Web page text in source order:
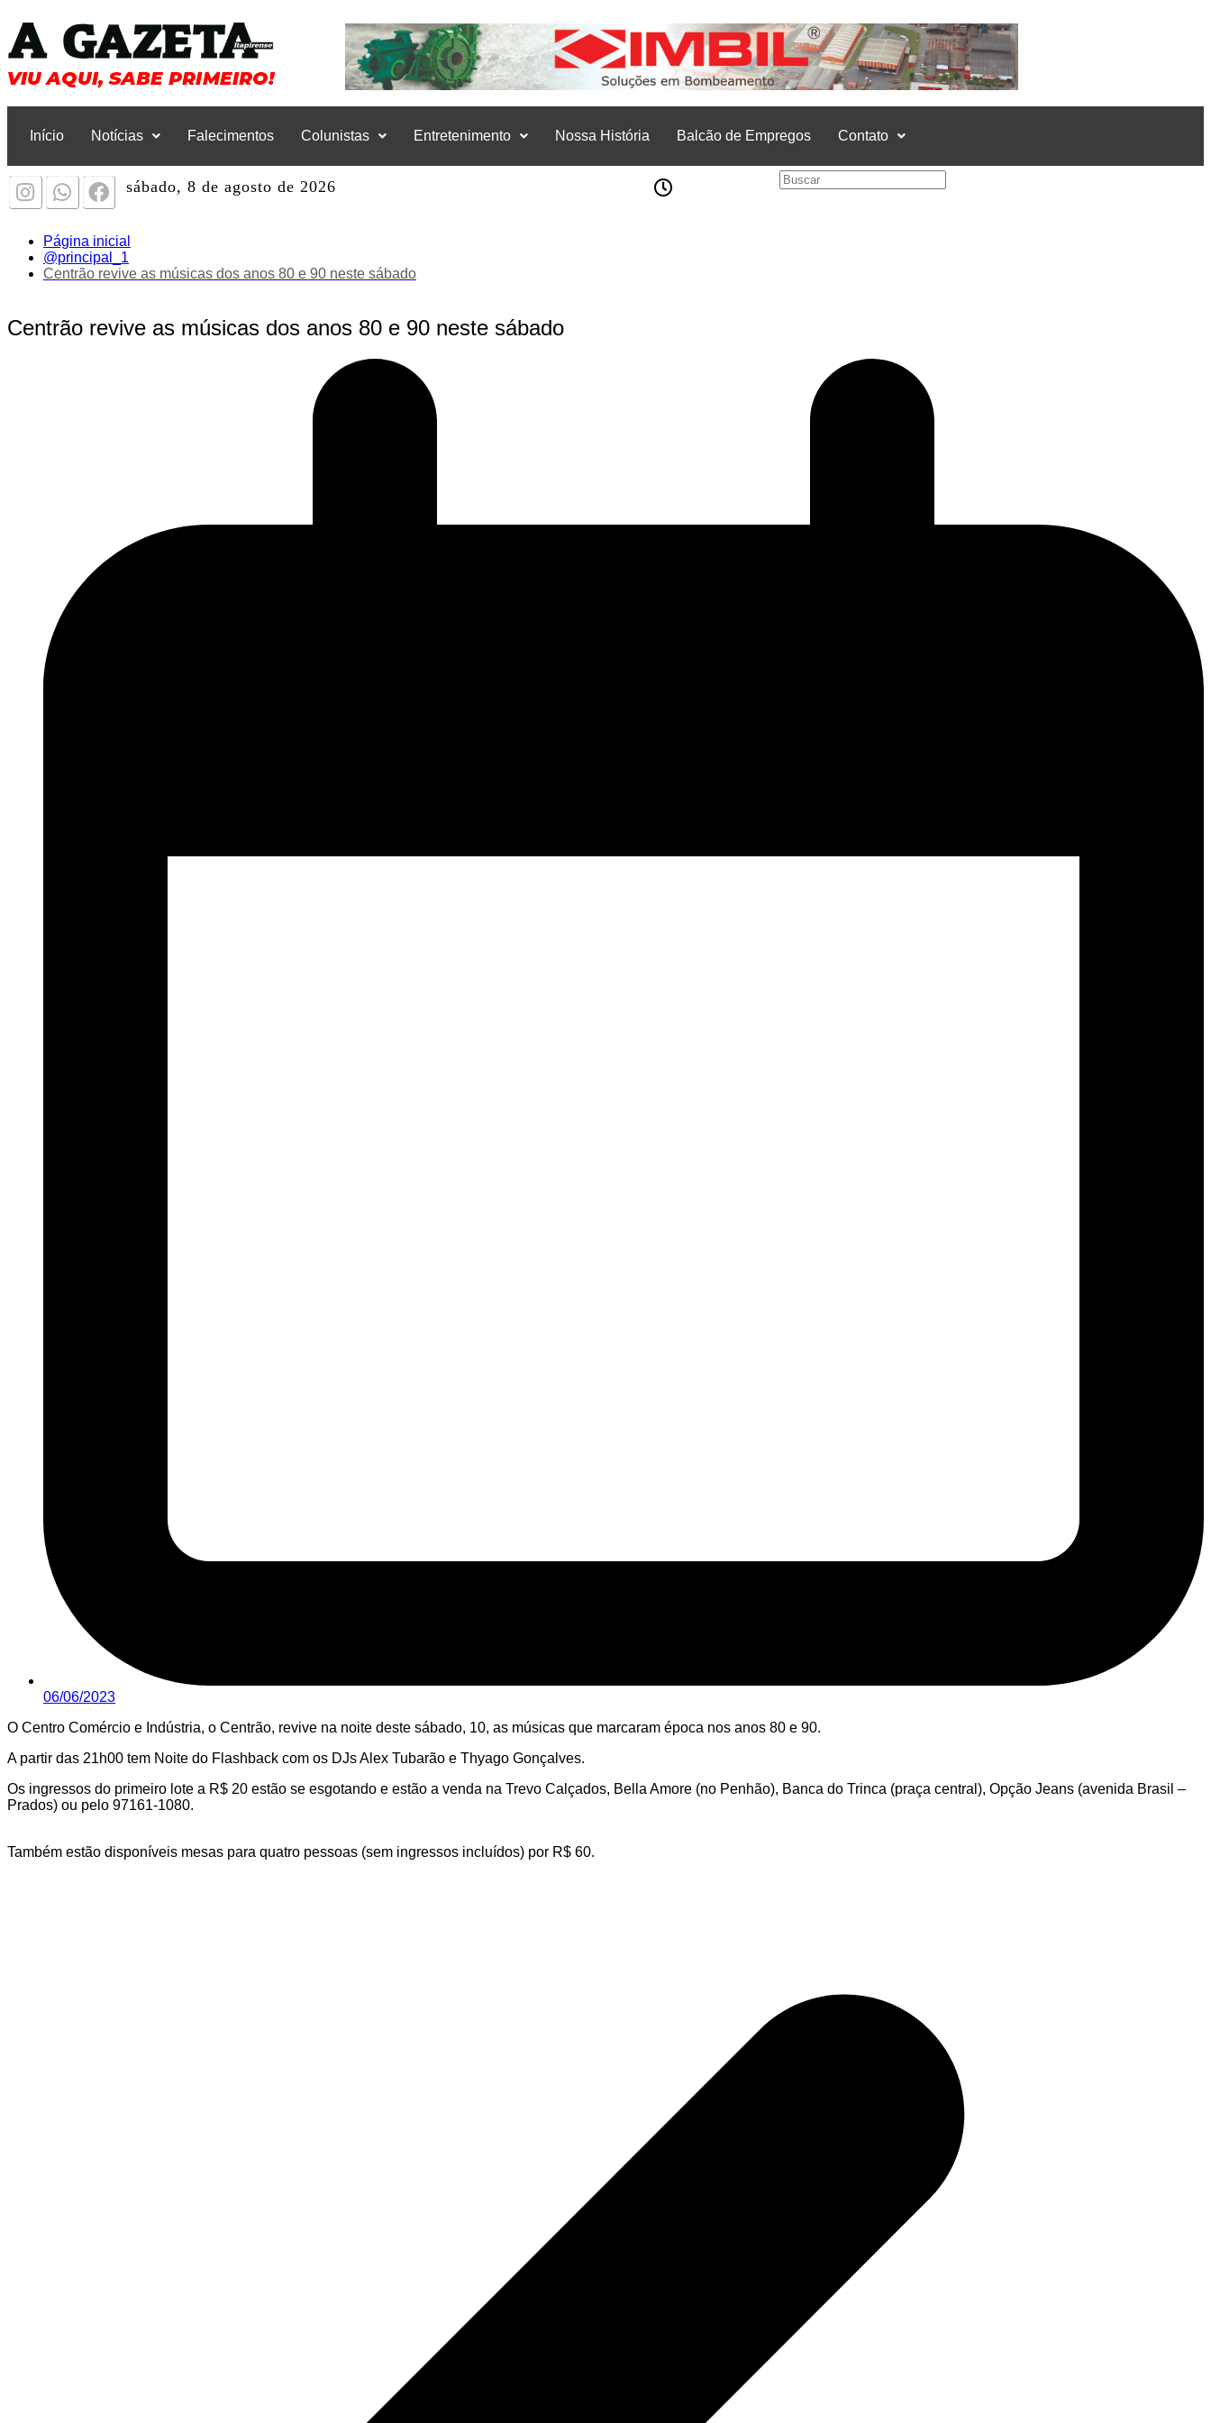
Início Notícias Falecimentos Colunistas Entretenimento Nossa História Balcão de Empregos Contato
sábado, 8 de agosto de 2026
Página inicial
@principal_1
Centrão revive as músicas dos anos 80 e 90 neste sábado
Centrão revive as músicas dos anos 80 e 90 neste sábado
06/06/2023
O Centro Comércio e Indústria, o Centrão, revive na noite deste sábado, 10, as músicas que marcaram época nos anos 80 e 90.
A partir das 21h00 tem Noite do Flashback com os DJs Alex Tubarão e Thyago Gonçalves.
Os ingressos do primeiro lote a R$ 20 estão se esgotando e estão a venda na Trevo Calçados, Bella Amore (no Penhão), Banca do Trinca (praça central), Opção Jeans (avenida Brasil –
Prados) ou pelo 97161-1080.
Também estão disponíveis mesas para quatro pessoas (sem ingressos incluídos) por R$ 60.